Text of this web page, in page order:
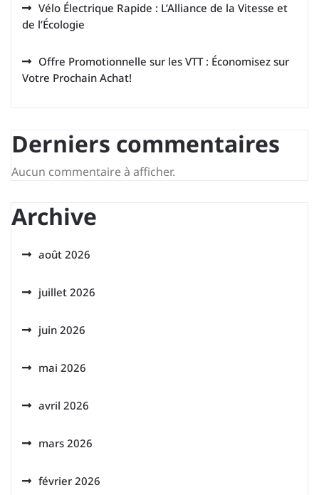
Vélo Électrique Rapide : L’Alliance de la Vitesse et
de l’Écologie
Offre Promotionnelle sur les VTT : Économisez sur
Votre Prochain Achat!
Derniers commentaires
Aucun commentaire à afficher.
Archive
août 2026
juillet 2026
juin 2026
mai 2026
avril 2026
mars 2026
février 2026